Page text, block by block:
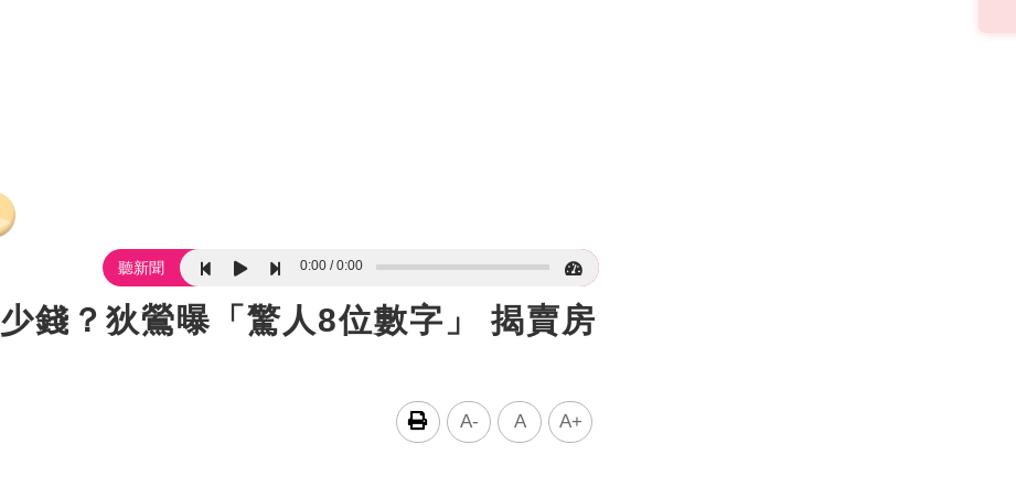
聽新聞 0:00 0:00
錢？狄鶯曝「驚人8位數字」 揭賣房
A- A A+